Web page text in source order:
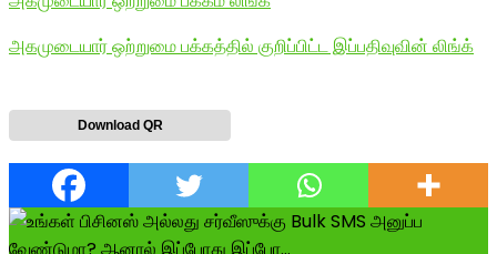
அகமுடையார் ஒற்றுமை பக்கத்தில் குறிப்பிட்ட இப்பதிவுவின் லிங்க்
Download QR